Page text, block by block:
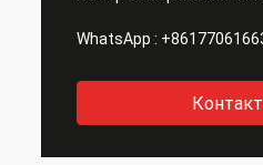
WhatsApp :
Контакт